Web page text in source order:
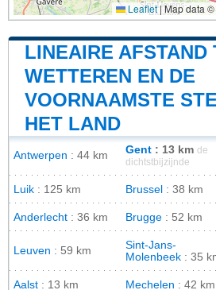
Leaflet |Map data ©
LINEAIRE AFSTAND
WETTEREN EN DE
VOORNAAMSTE
HET LAND
Antwerpen : 44 km Gent : 13 km de
dichtstbijzijnde
Luik : 125 km Brussel : 38 km
Anderlecht : 36 km Brugge : 52 km
Leuven : 59 km
Sint-Jans-
Molenbeek : 35
Aalst : 13 km Mechelen : 42 km